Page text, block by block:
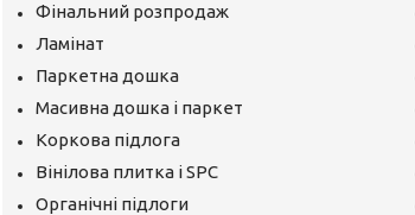
Фінальний розпродаж
Ламінат
Паркетна дошка
Масивна дошка і паркет
Коркова підлога
Вінілова плитка і SPC
Органічні підлоги